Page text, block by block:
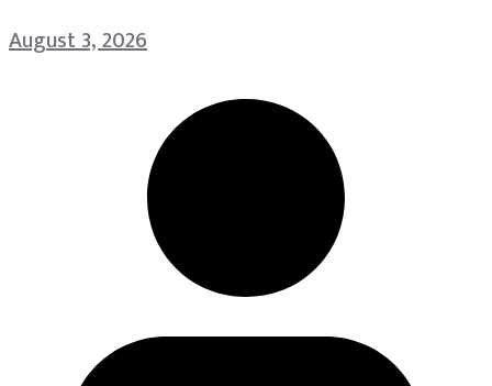
August 3, 2026